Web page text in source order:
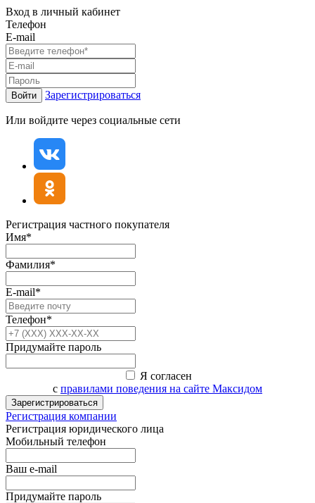
Вход в личный кабинет
Телефон
E-mail
Войти Зарегистрироваться
Или войдите через социальные сети
Регистрация частного покупателя
Имя*
Фамилия*
E-mail*
Телефон*
Придумайте пароль
Я согласен
с правилами поведения на сайте Максидом
Зарегистрироваться
Регистрация компании
Регистрация юридического лица
Мобильный телефон
Ваш e-mail
Придумайте пароль